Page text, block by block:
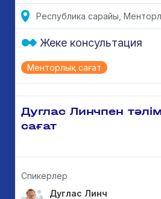
Республика сарайы,
Менторлық сағат
Жеке консультация
Дуглас Линчпен
сағат
Спикерлер
Дуглас Линч